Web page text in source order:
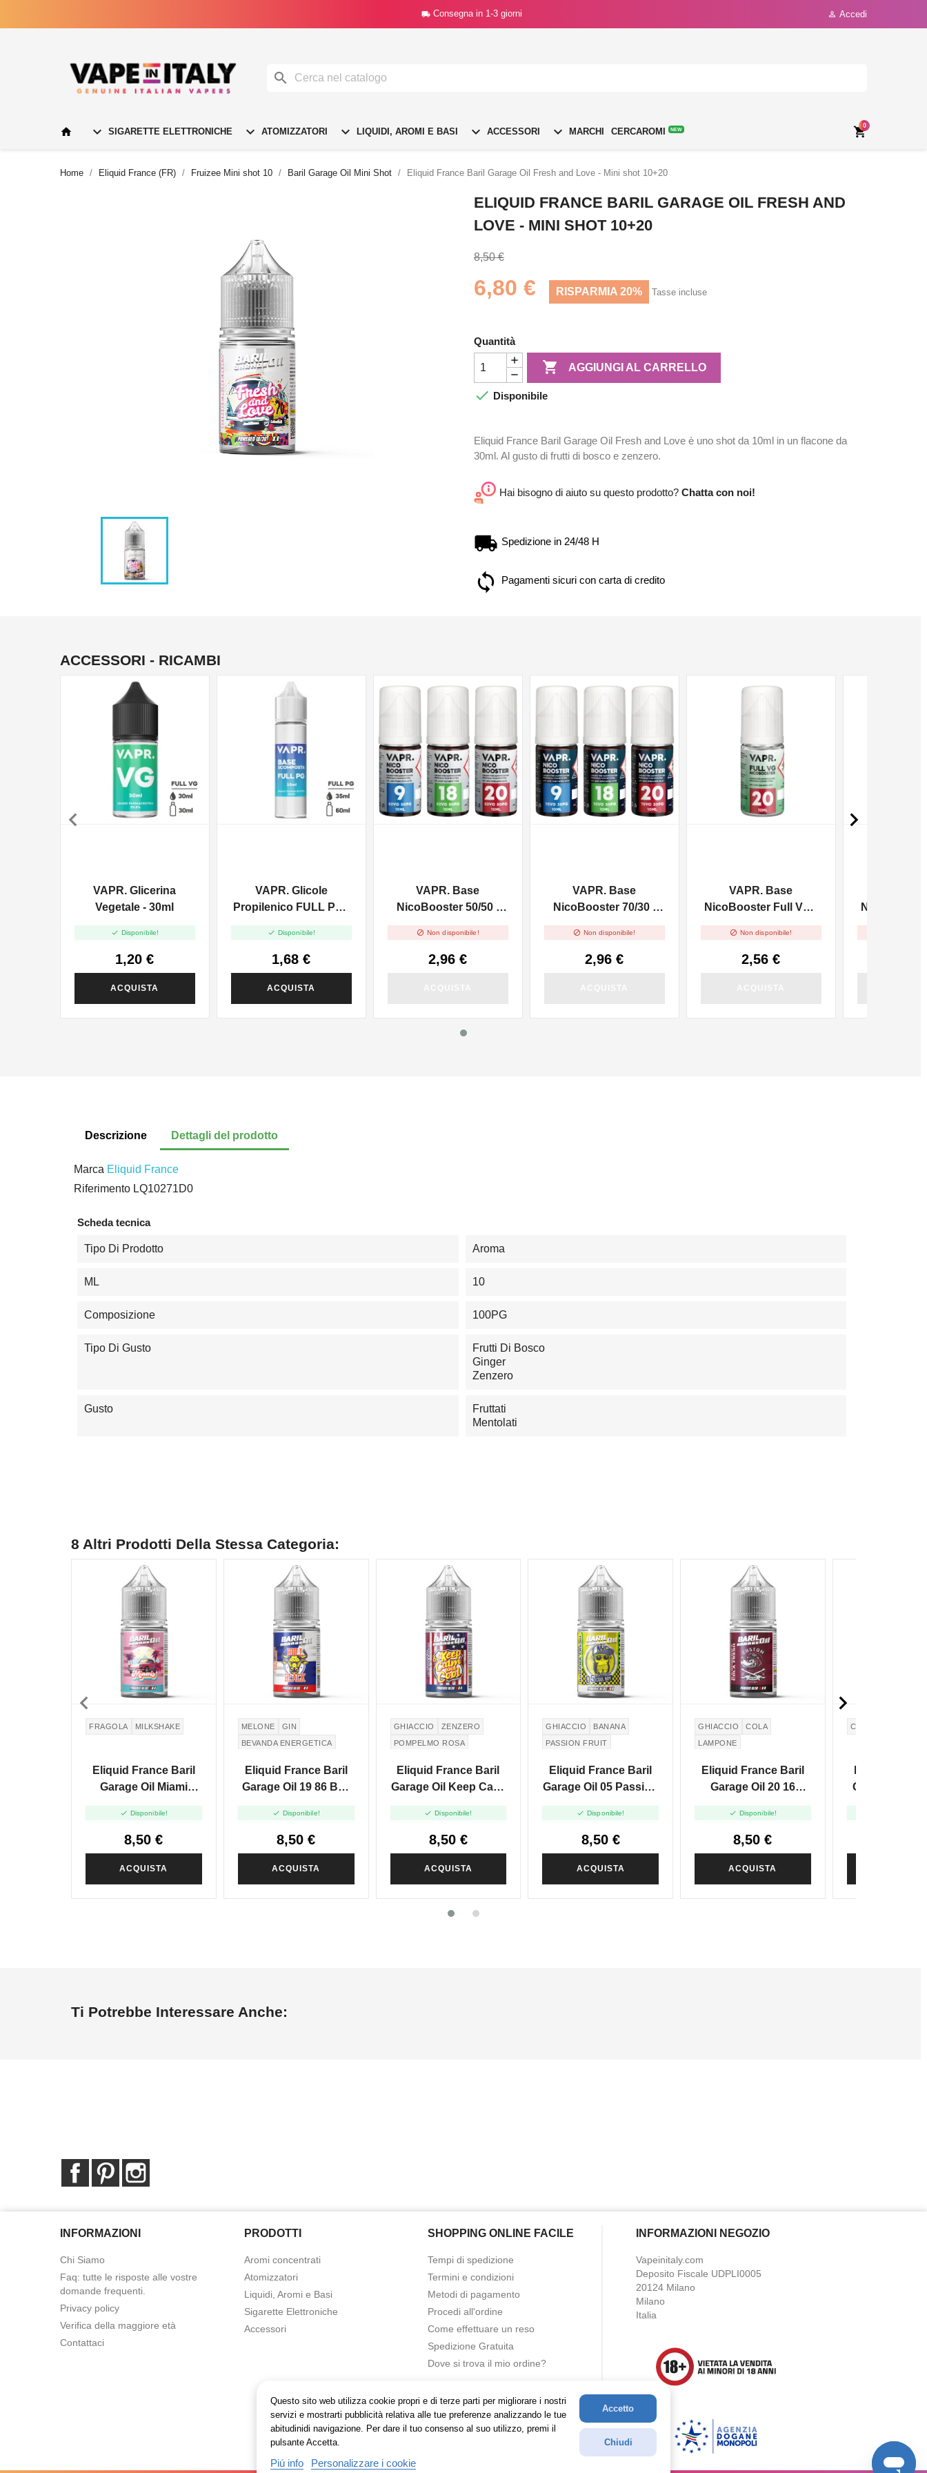
 Consegna in 1-3 giorni  Accedi

  SIGARETTE ELETTRONICHE  ATOMIZZATORI  LIQUIDI, AROMI E BASI  ACCESSORI  MARCHI CERCAROMI NEW 
0
Home Eliquid France (FR) Fruizee Mini shot 10 Baril Garage Oil Mini Shot Eliquid France Baril Garage Oil Fresh and Love - Mini shot 10+20
ELIQUID FRANCE BARIL GARAGE OIL FRESH AND
LOVE - MINI SHOT 10+20
8,50 €
6,80 € RISPARMIA 20% Tasse incluse
Quantità
 AGGIUNGI AL CARRELLO
 Disponibile
Eliquid France Baril Garage Oil Fresh and Love è uno shot da 10ml in un flacone da
30ml. Al gusto di frutti di bosco e zenzero.
Hai bisogno di aiuto su questo prodotto? Chatta con noi!
Spedizione in 24/48 H
Pagamenti sicuri con carta di credito
ACCESSORI - RICAMBI
VAPR. Glicerina
Vegetale - 30ml
 Disponibile!
1,20 €
ACQUISTA
VAPR. Glicole
Propilenico FULL PG -
 Disponibile!
1,68 €
ACQUISTA
VAPR. Base
NicoBooster 50/50 -
 Non disponibile!
2,96 €
VAPR. Base
NicoBooster 70/30 -
 Non disponibile!
2,96 €
VAPR. Base
NicoBooster Full VG -
 Non disponibile!
2,56 €
 
Descrizione Dettagli del prodotto
Marca Eliquid France
Riferimento LQ10271D0
Scheda tecnica
Tipo Di Prodotto Aroma
ML 10
Composizione 100PG
Tipo Di Gusto
Frutti Di Bosco
Ginger
Zenzero
Gusto
Fruttati
Mentolati
8 Altri Prodotti Della Stessa Categoria:
FRAGOLA MILKSHAKE
Eliquid France Baril
Garage Oil Miami
Fragola - Mini Shot
10+20
 Disponibile!
8,50 €
ACQUISTA
MELONE
GIN
BEVANDA ENERGETICA
Eliquid France Baril
Garage Oil 19 86 Bull
10+20
 Disponibile!
8,50 €
ACQUISTA
GHIACCIO
ZENZERO
POMPELMO ROSA
Eliquid France Baril
Garage Oil Keep Calm
10+20
 Disponibile!
8,50 €
ACQUISTA
GHIACCIO
BANANA
PASSION FRUIT
Eliquid France Baril
Garage Oil 05 Passion
Shot 10+20
 Disponibile!
8,50 €
ACQUISTA
GHIACCIO
COLA
LAMPONE
Eliquid France Baril
Garage Oil 20 16
- Mini Shot 10+20
 Disponibile!
8,50 €
ACQUISTA
CARAMELLO
Garage Oil 83
 
Ti Potrebbe Interessare Anche:
FacebookPinterest
Questo sito web utilizza cookie propri e di terze parti per migliorare i nostri
servizi e mostrarti pubblicità relativa alle tue preferenze analizzando le tue
abitudinidi navigazione. Per dare il tuo consenso al suo utilizzo, premi il
pulsante Accetta.
Piú info Personalizzare i cookie
Accetto
Chiudi
INFORMAZIONI
Chi Siamo
Faq: tutte le risposte alle vostre
domande frequenti.
Privacy policy
Verifica della maggiore età
Contattaci
PRODOTTI
Aromi concentrati
Atomizzatori
Liquidi, Aromi e Basi
Sigarette Elettroniche
Accessori
SHOPPING ONLINE FACILE
Tempi di spedizione
Termini e condizioni
Metodi di pagamento
Procedi all'ordine
Come effettuare un reso
Spedizione Gratuita
Dove si trova il mio ordine?
INFORMAZIONI NEGOZIO
Vapeinitaly.com
Deposito Fiscale UDPLI0005
20124 Milano
Milano
Italia